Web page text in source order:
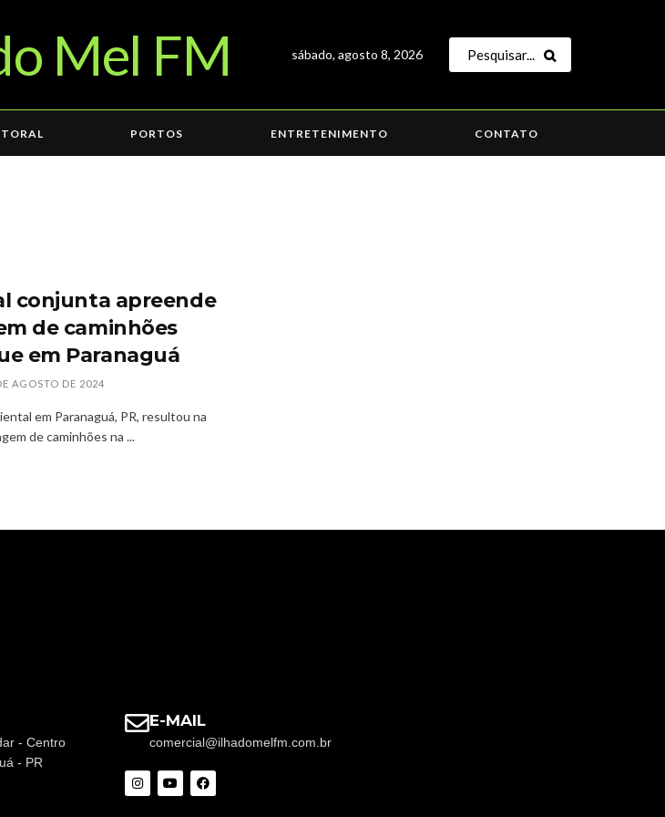
sábado, agosto 8, 2026
PORTOS ENTRETENIMENTO CONTATO
conjunta apreende
de caminhões
em Paranaguá
AGOSTO DE 2024
em Paranaguá, PR, resultou na
de caminhões na ...
- Centro
- PR
E-MAIL
comercial@ilhadomelfm.com.br